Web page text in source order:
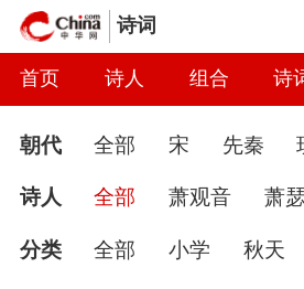
诗词
首页 诗人 组合 诗
朝代 全部 宋 先秦
清 魏晋 近代 明 南
元 当代 秦 隋 辽
诗人 全部 萧观音 萧
耶律洪基 耶律隆绪 耶律倍
分类 全部 小学 秋天